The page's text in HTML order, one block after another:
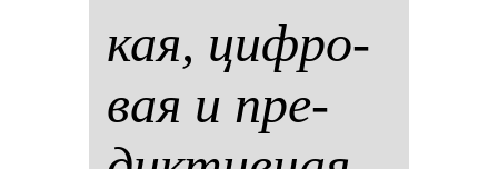
кая, циф­ро­
вая и пре­